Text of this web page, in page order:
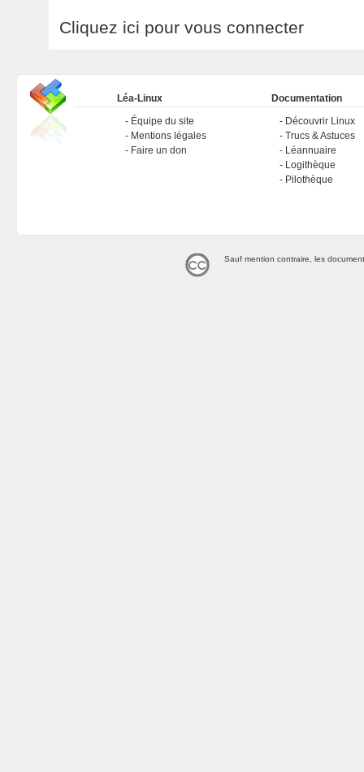
Cliquez ici pour vous connecter
Léa-Linux
Équipe du site
Mentions légales
Faire un don
Documentation
Découvrir Linux
Trucs & Astuces
Léannuaire
Logithèque
Pilothèque
Sauf mention contraire, les